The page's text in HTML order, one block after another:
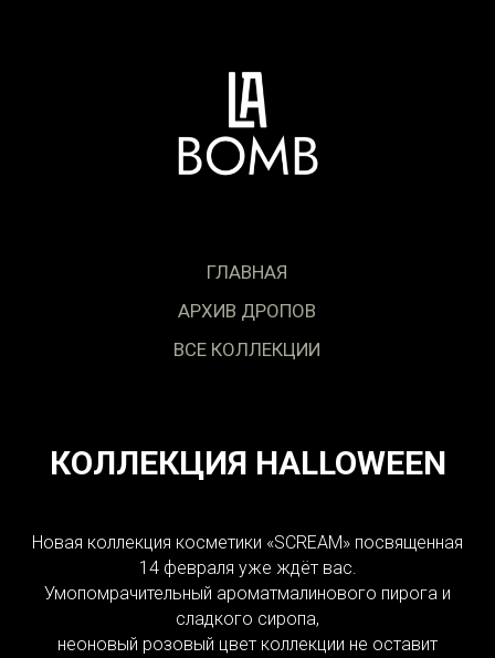
КОЛЛЕКЦИЯ HALLOWEEN
Новая коллекция косметики «SCREAM» посвященная
14 февраля уже ждёт вас.
Умопомрачительный ароматмалинового пирога и
сладкого сиропа,
неоновый розовый цвет коллекции не оставит